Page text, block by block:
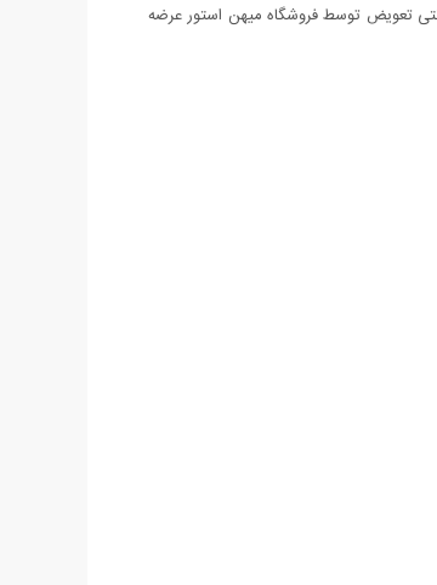
بالا بوده و از موتور روانگرد تایوانی بهره می برد. هم اکنون می توانید ساعت دیواری طرح رویای کودک را که با 3 سال گارانتی تعویض توسط فروشگاه میهن استور عرضه